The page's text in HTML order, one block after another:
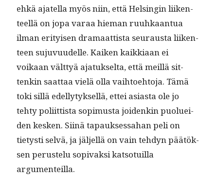
ehkä ajatel­la myös niin, että Helsin­gin liiken­
teel­lä on jopa varaa hie­man ruuhkaan­tua
ilman eri­tyisen dra­maat­tista seu­raus­ta liiken­
teen suju­vu­udelle. Kaiken kaikki­aan ei
voikaan vält­tyä ajatuk­selta, että meil­lä sit­
tenkin saat­taa vielä olla vai­h­toe­hto­ja. Tämä
toki sil­lä edel­ly­tyk­sel­lä, ettei asi­as­ta ole jo
tehty poli­it­tista sopimus­ta joidenkin puoluei­
den kesken. Siinä tapauk­ses­sa­han peli on
tietysti selvä, ja jäl­jel­lä on vain teh­dyn päätök­
sen perustelu sopi­vak­si kat­so­tu­il­la
argumenteilla.